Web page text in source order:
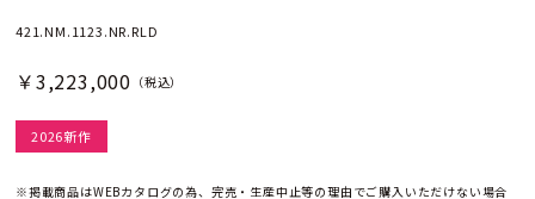
421.NM.1123.NR.RLD
￥3,223,000 （税込）
2026新作
※掲載商品はWEBカタログの為、完売・生産中止等の理由でご購入いただけない場合